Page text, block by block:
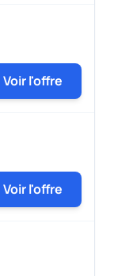
Voir l'offre
Voir l'offre